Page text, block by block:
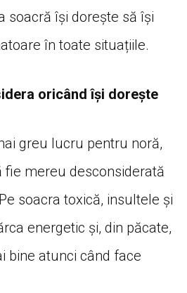
soacră își dorește să își
în toate situațiile.
oricând își dorește
greu lucru pentru noră,
fie mereu desconsiderată
soacra toxică, insultele și
energetic și, din păcate,
bine atunci când face